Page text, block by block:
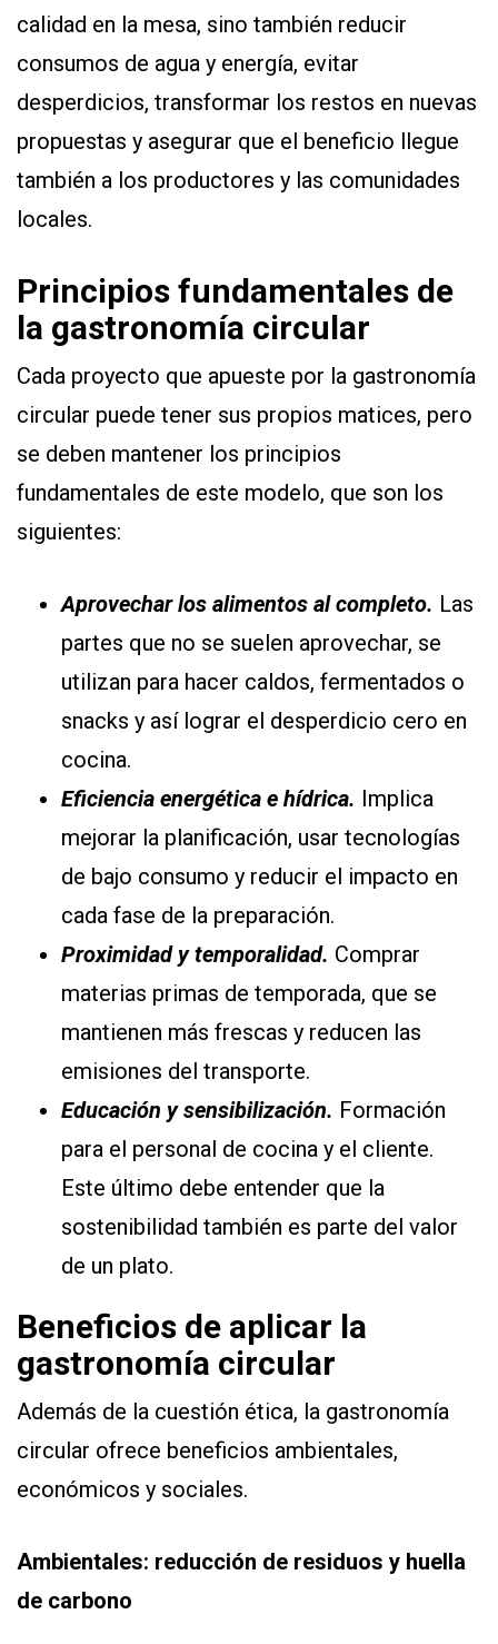
calidad en la mesa, sino también reducir
consumos de agua y energía, evitar
desperdicios, transformar los restos en nuevas
propuestas y asegurar que el beneficio llegue
también a los productores y las comunidades
locales.
Principios fundamentales de
la gastronomía circular
Cada proyecto que apueste por la gastronomía
circular puede tener sus propios matices, pero
se deben mantener los principios
fundamentales de este modelo, que son los
siguientes:
Aprovechar los alimentos al completo. Las
partes que no se suelen aprovechar, se
utilizan para hacer caldos, fermentados o
snacks y así lograr el desperdicio cero en
cocina.
Eficiencia energética e hídrica. Implica
mejorar la planificación, usar tecnologías
de bajo consumo y reducir el impacto en
cada fase de la preparación.
Proximidad y temporalidad. Comprar
materias primas de temporada, que se
mantienen más frescas y reducen las
emisiones del transporte.
Educación y sensibilización. Formación
para el personal de cocina y el cliente.
Este último debe entender que la
sostenibilidad también es parte del valor
de un plato.
Beneficios de aplicar la
gastronomía circular
Además de la cuestión ética, la gastronomía
circular ofrece beneficios ambientales,
económicos y sociales.
Ambientales: reducción de residuos y huella
de carbono